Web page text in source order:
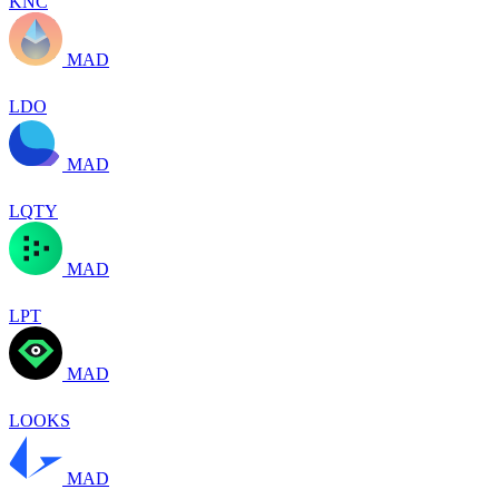
MAD
LDO
MAD
LQTY
MAD
LPT
MAD
LOOKS
MAD